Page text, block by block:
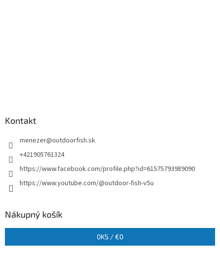
Kontakt
menezer@outdoorfish.sk
+421905761324
https://www.facebook.com/profile.php?id=61575793989090
https://www.youtube.com/@outdoor-fish-v5u
Nákupný košík
0KS /€0